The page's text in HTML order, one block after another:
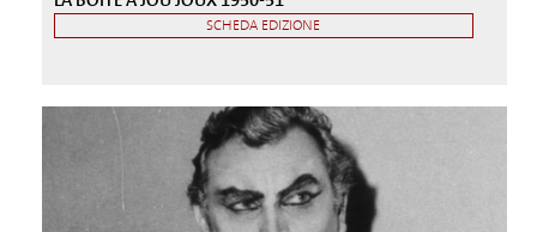
SCHEDA EDIZIONE